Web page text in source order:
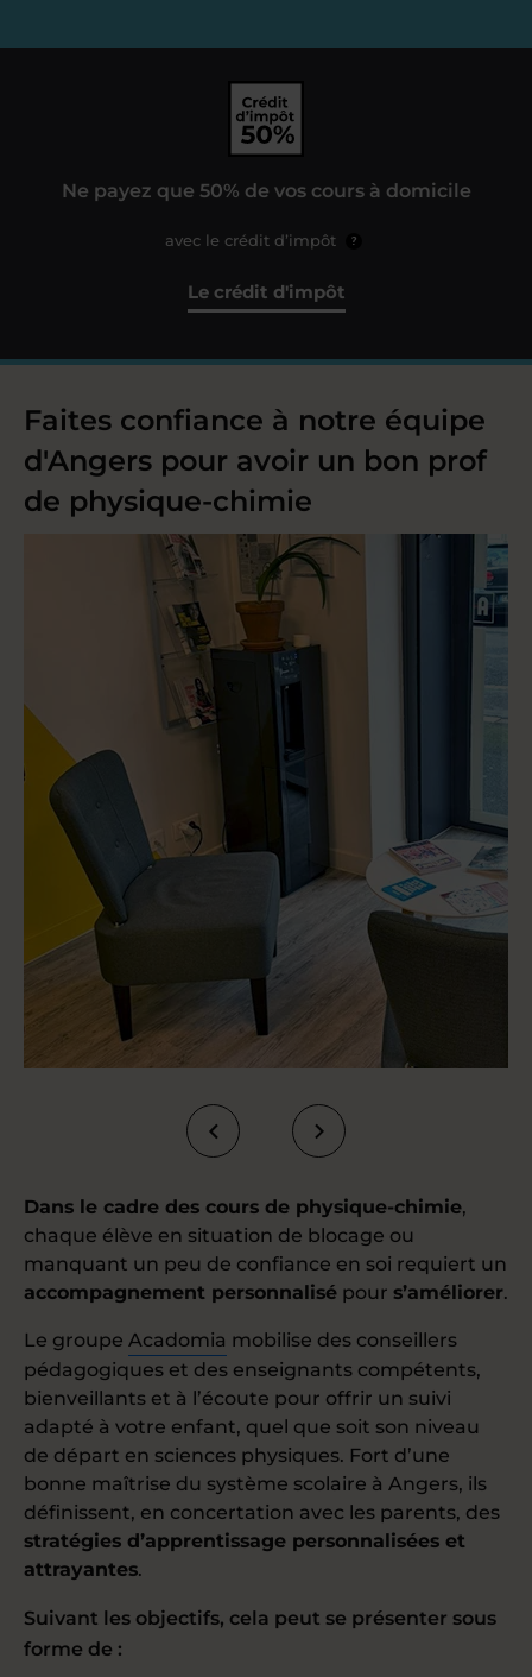
Ne payez que 50% de vos cours à domicile
avec le crédit d’impôt ?
Le crédit d'impôt
Faites confiance à notre équipe
d'Angers pour avoir un bon prof
de physique-chimie
Dans le cadre des cours de physique-chimie,
chaque élève en situation de blocage ou
manquant un peu de confiance en soi requiert un
accompagnement personnalisé pour s’améliorer.
Le groupe Acadomia mobilise des conseillers
pédagogiques et des enseignants compétents,
bienveillants et à l’écoute pour offrir un suivi
adapté à votre enfant, quel que soit son niveau
de départ en sciences physiques. Fort d’une
bonne maîtrise du système scolaire à Angers, ils
définissent, en concertation avec les parents, des
stratégies d’apprentissage personnalisées et
attrayantes.
Suivant les objectifs, cela peut se présenter sous
forme de :